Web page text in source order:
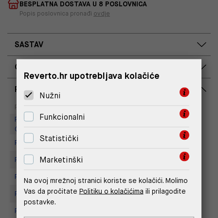
BESPLATNA DOSTAVA U 8 POSLOVNICA
Popis poslovnica pronađi ovdje
SASTAV
OPIS PROIZVODA
RASPOLOŽIVOST PO POSLOVNICAMA
Poslovnica
Replay Outlet Store, Designer
Outlet Croatia
Replay store, Arena centar
Replay Store, City Center One
Replay Store, Joker Centar
Replay Store, Mall of Split
Replay store, Tower Centar
Reverto.hr upotrebljava kolačiće
Nužni
Funkcionalni
Statistički
Marketinški
Na ovoj mrežnoj stranici koriste se kolačići. Molimo
Vas da pročitate Politiku o kolačićima ili prilagodite
postavke.